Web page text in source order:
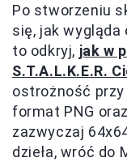
Po stworzeniu
się, jak wygląda
to odkryj, jak w
S.T.A.L.K.E.R.
ostrożność
format PNG oraz
zazwyczaj
dzieła, wróć do